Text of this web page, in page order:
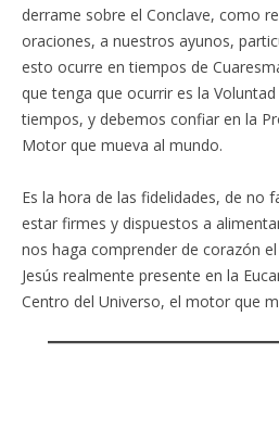
derrame sobre el Conclave, como
oraciones, a nuestros ayunos,
esto ocurre en tiempos de
que tenga que ocurrir es la
tiempos, y debemos confiar en la
Motor que mueva al mundo.
Es la hora de las fidelidades, de no
estar firmes y dispuestos a
nos haga comprender de corazón
Jesús realmente presente en la
Centro del Universo, el motor que